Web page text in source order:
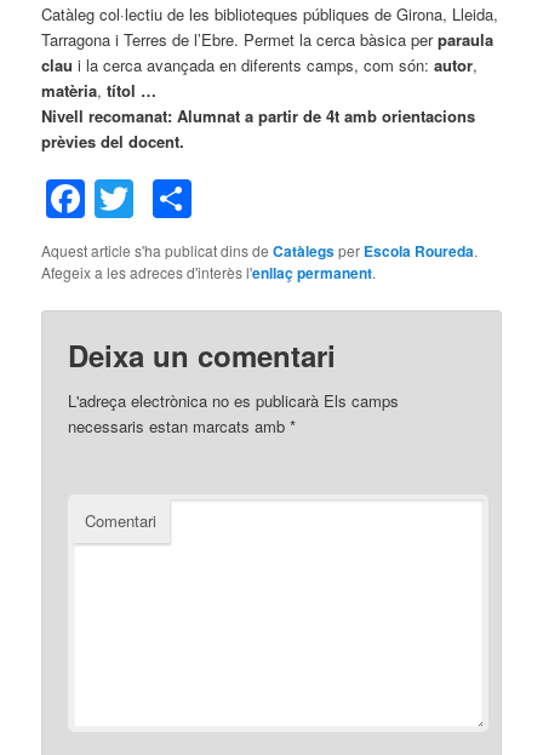
Catàleg col·lectiu de les biblioteques públiques de Girona, Lleida,
Tarragona i Terres de l’Ebre. Permet la cerca bàsica perparaula
clau i la cerca avançada en diferents camps, com són: autor,
matèria, títol …
Nivell recomanat: Alumnat a partir de 4t amb orientacions
prèvies del docent.
Facebook
Twitter
Aquest article s'ha publicat dins deCatàlegsper Escola Roureda.
Afegeix a les adreces d'interès l'enllaç permanent.
Deixa un comentari
L'adreça electrònica no es publicarà Els camps
necessaris estan marcats amb*
Comentari